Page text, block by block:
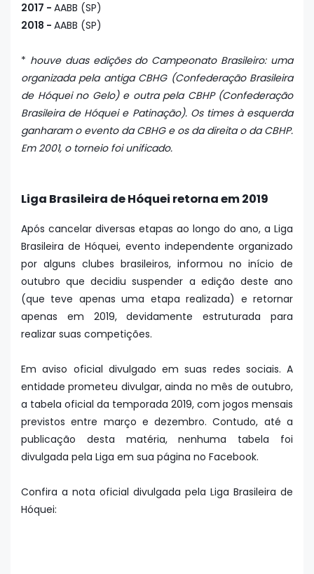
2017 - AABB (SP)
2018 - AABB (SP)
* houve duas edições do Campeonato Brasileiro: uma
organizada pela antiga CBHG (Confederação Brasileira
de Hóquei no Gelo) e outra pela CBHP (Confederação
Brasileira de Hóquei e Patinação). Os times à esquerda
ganharam o evento da CBHG e os da direita o da CBHP.
Em 2001, o torneio foi unificado.
Liga Brasileira de Hóquei retorna em 2019
Após cancelar diversas etapas ao longo do ano, a Liga
Brasileira de Hóquei, evento independente organizado
por alguns clubes brasileiros, informou no início de
outubro que decidiu suspender a edição deste ano
(que teve apenas uma etapa realizada) e retornar
apenas em 2019, devidamente estruturada para
realizar suas competições.
Em aviso oficial divulgado em suas redes sociais. A
entidade prometeu divulgar, ainda no mês de outubro,
a tabela oficial da temporada 2019, com jogos mensais
previstos entre março e dezembro. Contudo, até a
publicação desta matéria, nenhuma tabela foi
divulgada pela Liga em sua página no Facebook.
Confira a nota oficial divulgada pela Liga Brasileira de
Hóquei: